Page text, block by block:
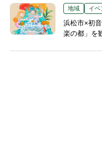
地域 イベ
浜松市×初
楽の都」を